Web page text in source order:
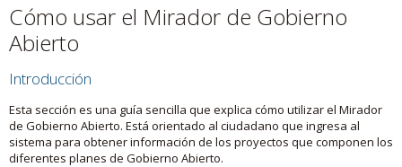
Cómo usar el Mirador de Gobierno
Abierto
Introducción
Esta sección es una guía sencilla que explica cómo utilizar el Mirador
de Gobierno Abierto. Está orientado al ciudadano que ingresa al
sistema para obtener información de los proyectos que componen los
diferentes planes de Gobierno Abierto.